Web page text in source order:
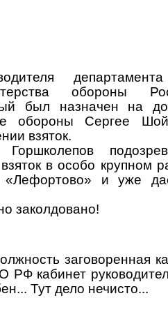
обороны
был назначен на
обороны Сергее
взяток.
Горшколепов
в особо крупном
и уже
заколдовано!
заговоренная
РФ кабинет
Тут дело нечисто...